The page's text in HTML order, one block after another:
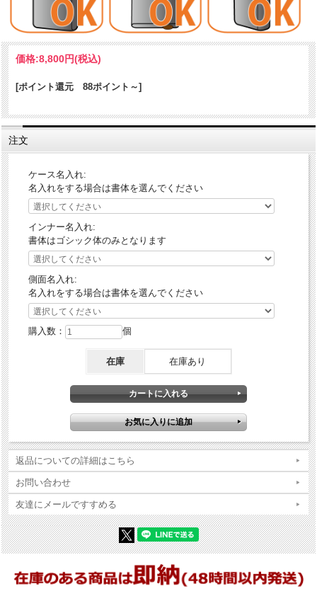
生誕90周年を迎える赤塚不二夫の人気マンガ「天才バカボン」・「も
ーれつア太郎」・「おそ松くん」からZIPPOライターが登場したの
るのだ。「〇〇なのだ！」は、あまりにも有名なフレーズです。手に
ケース形状：レギュラー・ケース
加工表面処理：クロムメッキ｜エッチング｜プリント
価格:8,800円(税込)
[ポイント還元 88ポイント～]
注文
ケース名入れ:
名入れをする場合は書体を選んでください
インナー名入れ:
書体はゴシック体のみとなります
側面名入れ:
名入れをする場合は書体を選んでください
購入数： 個
在庫 在庫あり
返品についての詳細はこちら
お問い合わせ
友達にメールですすめる